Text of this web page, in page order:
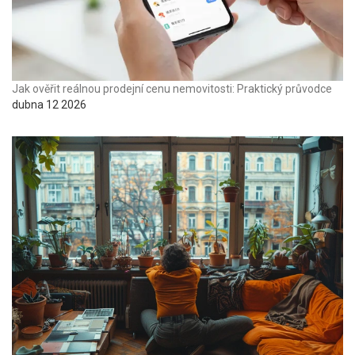
Jak ověřit reálnou prodejní cenu nemovitosti: Praktický průvodce
dubna 12 2026